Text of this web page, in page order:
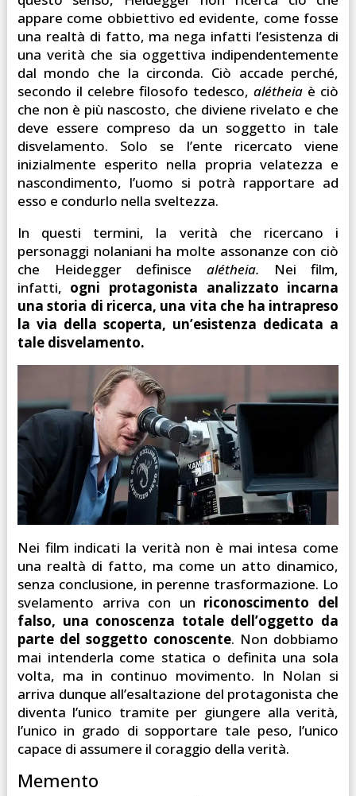
appare come obbiettivo ed evidente, come fosse
una realtà di fatto, ma nega infatti l’esistenza di
una verità che sia oggettiva indipendentemente
dal mondo che la circonda. Ciò accade perché,
secondo il celebre filosofo tedesco,alétheia è ciò
che non è più nascosto, che diviene rivelato e che
deve essere compreso da un soggetto in tale
disvelamento. Solo se l’ente ricercato viene
inizialmente esperito nella propria velatezza e
nascondimento, l’uomo si potrà rapportare ad
esso e condurlo nella sveltezza.
In questi termini, la verità che ricercano i
personaggi nolaniani ha molte assonanze con ciò
che Heidegger definisce alétheia.
Nei film,
infatti, ogni protagonista analizzato incarna
una storia di ricerca, una vita che ha intrapreso
la via della scoperta, un’esistenza dedicata a
tale disvelamento.
Nei film indicati la verità non è mai intesa come
una realtà di fatto, ma come un atto dinamico,
senza conclusione, in perenne trasformazione. Lo
svelamento arriva con un riconoscimento del
falso, una conoscenza totale dell’oggetto da
parte del soggetto conoscente. Non dobbiamo
mai intenderla come statica o definita una sola
volta, ma in continuo movimento. In Nolan si
arriva dunque all’esaltazione del protagonista che
diventa l’unico tramite per giungere alla verità,
l’unico in grado di sopportare tale peso, l’unico
capace di assumere il coraggio della verità.
Memento